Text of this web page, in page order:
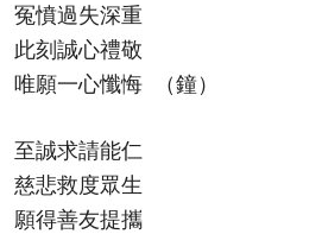
冤憤過失深重
此刻誠心禮敬
唯願一心懺悔 （鐘）
至誠求請能仁
慈悲救度眾生
願得善友提攜